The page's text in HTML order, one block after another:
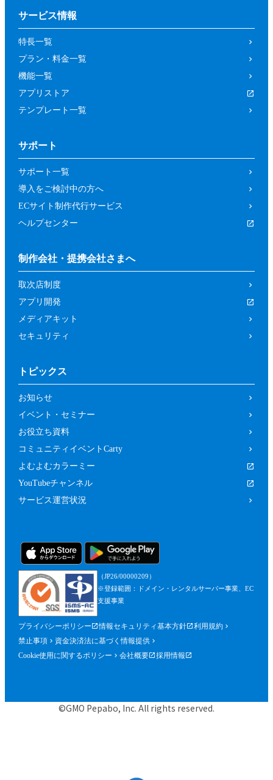
サービス情報
特長一覧
プラン・料金一覧
機能一覧
アプリストア
テンプレート一覧
サポート
サポート一覧
導入をご検討中の方へ
ECサイト制作代行サービス
ヘルプセンター
制作会社・提携会社さまへ
取次店制度
アプリ開発
メディアキット
セキュリティ
トピックス
お知らせ
イベント・セミナー
お役立ち資料
コミュニティイベントCarty
よむよむカラーミー
YouTubeチャンネル
サービス運営状況
（JP26/00000209）
※登録範囲：ドメイン・レンタルサーバー事業、EC
支援事業
プライバシーポリシー 情報セキュリティ基本方針
利用規約
禁止事項
資金決済法に基づく情報提供
Cookie使用に関するポリシー
会社概要 採用情報
©GMO Pepabo, Inc. All rights reserved.